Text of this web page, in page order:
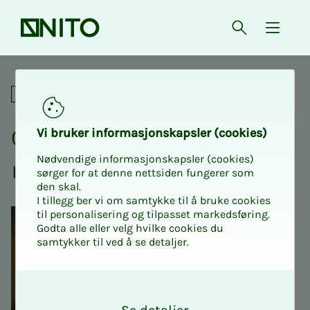
Forsiden Åpne søk
{
Lønn og arbeidsforhold
Opp­­­si­­­gel­­­se, ned­­­be­­­man­­­
ning og perm­­­it­­­te­ring
Vi bru­­­ker in­­­for­­­ma­­­sjons­­­kaps­­­­­ler (cookies)
Nødvendige informasjonskapsler (cookies)
sørger for at denne nettsiden fungerer som
den skal.
I tillegg ber vi om samtykke til å bruke cookies
til personalisering og tilpasset markedsføring.
Godta alle eller velg hvilke cookies du
samtykker til ved å se detaljer.